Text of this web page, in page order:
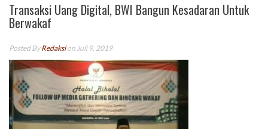
Transaksi Uang Digital, BWI Bangun Kesadaran Untuk
Berwakaf
Posted ByRedaksion Juli 9, 2019